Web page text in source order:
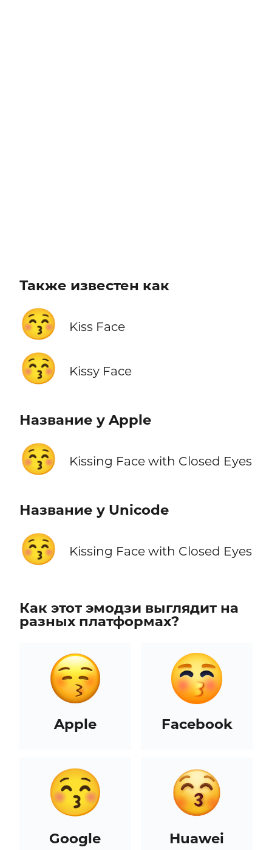
Также известен как
😚 Kiss Face
😚 Kissy Face
Название у Apple
😚 Kissing Face with Closed Eyes
Название у Unicode
😚 Kissing Face with Closed Eyes
Как этот эмодзи выглядит на
разных платформах?
Apple Facebook
Google Huawei